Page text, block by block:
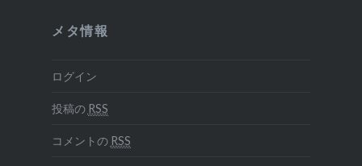
メタ情報
ログイン
投稿の RSS
コメントの RSS